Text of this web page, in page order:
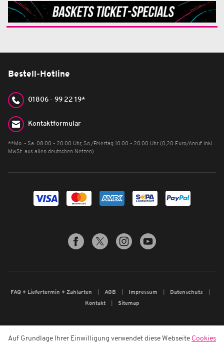
Bestell-Hotline
01806 - 99 22 19*
Kontaktformular
**Mo. - Sa. 08:00 - 20:00 Uhr, So./Feiertag 10:00 - 20:00 Uhr (0,20 Euro/Anruf inkl.
MwSt. aus allen deutschen Netzen)
FAQ + Liefertermin + Zahlarten AGB Impressum
Datenschutz
Kontakt
Sitemap
Auf Grundlage Ihrer Einwilligung verwendet diese Webseite Cookies